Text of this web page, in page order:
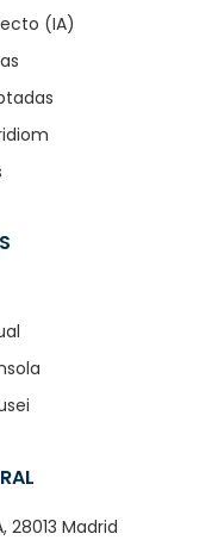
(IA)
28013 Madrid